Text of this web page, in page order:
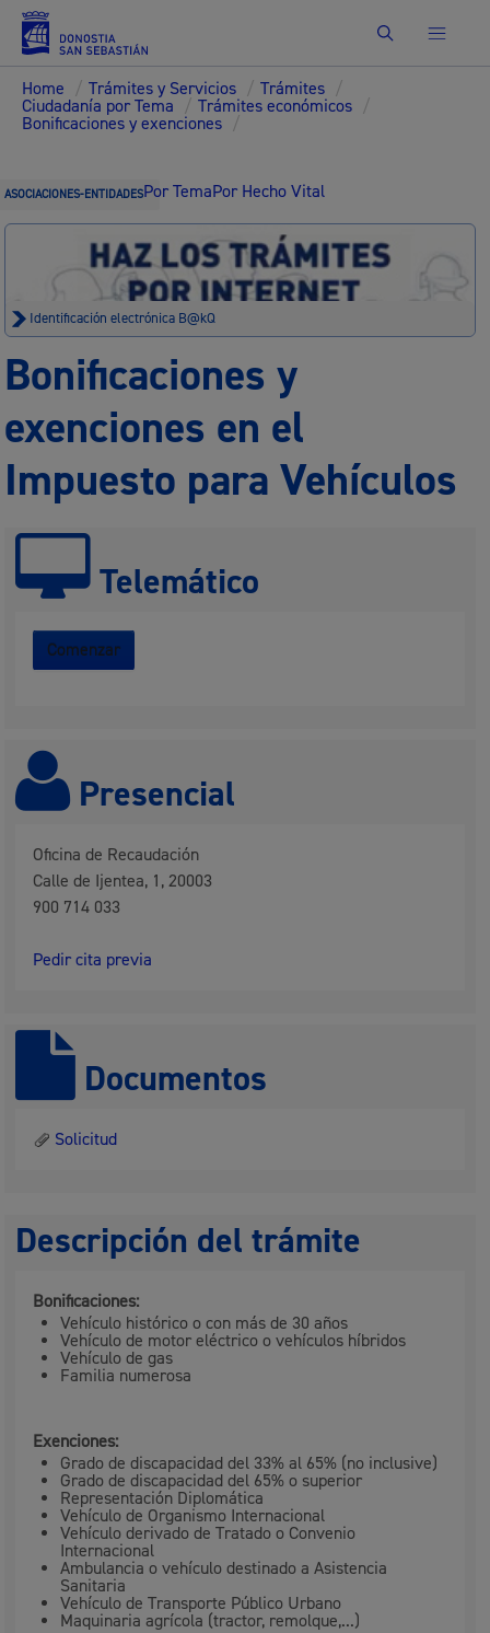
Buscar
Home / Trámites y Servicios / Trámites /
Ciudadanía por Tema / Trámites económicos /
Bonificaciones y exenciones /
ASOCIACIONES-ENTIDADESPor TemaPor Hecho Vital
Identificación electrónica B@kQ
Bonificaciones y
exenciones en el
Impuesto para Vehículos
Telemático
Comenzar
Presencial
Oficina de Recaudación
Calle de Ijentea, 1, 20003
900 714 033
Pedir cita previa
Documentos
Solicitud
Descripción del trámite
Bonificaciones:
Vehículo histórico o con más de 30 años
Vehículo de motor eléctrico o vehículos híbridos
Vehículo de gas
Familia numerosa
Exenciones:
Grado de discapacidad del 33% al 65% (no inclusive)
Grado de discapacidad del 65% o superior
Representación Diplomática
Vehículo de Organismo Internacional
Vehículo derivado de Tratado o Convenio
Internacional
Ambulancia o vehículo destinado a Asistencia
Sanitaria
Vehículo de Transporte Público Urbano
Maquinaria agrícola (tractor, remolque,...)